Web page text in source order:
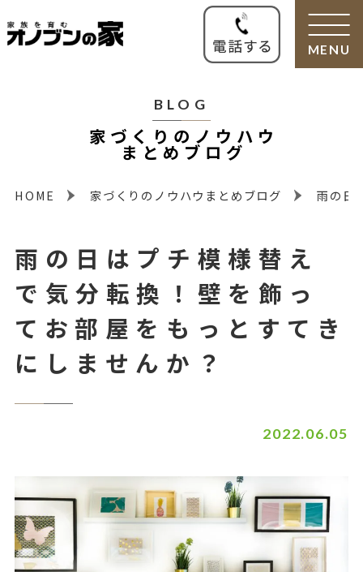
MENU
BLOG
家づくりのノウハウ
まとめブログ
HOME 家づくりのノウハウまとめブログ 雨の日
雨の日はプチ模様替え
で気分転換！壁を飾っ
てお部屋をもっとすてき
にしませんか？
2022.06.05